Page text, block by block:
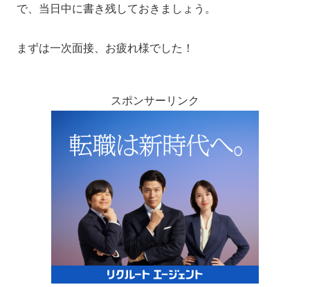
で、当日中に書き残しておきましょう。
まずは一次面接、お疲れ様でした！
スポンサーリンク